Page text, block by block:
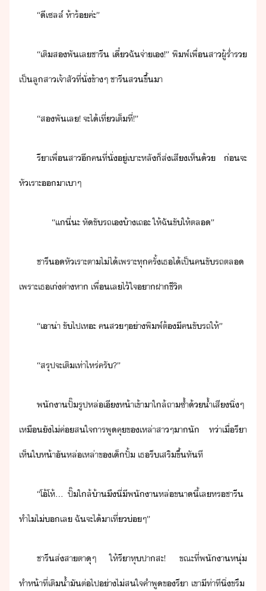
“​ีเซลล​์​ ​ห้า​ร้​ค่ะ​”​
“​เติ​ส​พั​เล​ชารี​ ​เี๋​ฉั​จ่า​เ​!​”​ ​พิพ์​เพื่​สา​ผู้​ร่ำร​
เป็​ลูสา​เจ้าสั​ที่ั่​ข้าๆ​ ​ชารี​ส​ขึ้​า​
“​ส​พั​เล​!​ ​จะ​ไ้​เที่​เต็ที่​!​”​
รี​า​เพื่​สาี​ค​ที​่​ั่​ู่​เาะหลั​็​ส่เสี​เห็้​ ​่​จะ​
หัเราะ​า​เา​ๆ
​“​แี​่​ะ​ ​หั​ขัรถ​เ​้า​เถะ​ ​ให้​ฉั​ขั​ให้​ตล​”
​ชารี​​หัเราะ​ตา​ไ่ไ้​เพราะ​ทุครั้​เธ​ไ้​เป็​คขัรถ​ตล​
เพราะ​เธ​เ่​ต่าหา​ ​เพื่​เล​ไ้ใจ​า​ฝา​ชีิต
“​เา​่า​ ​ขั​ไป​เหะ​ ​คส​ๆ​่า​พิพ์​ต้​ี​คขัรถ​ให้​”​
“​สรุป​จะ​เติ​เท่าไหร่​ครั​?​”​
พัา​ปั๊​รูปหล่​เี​ห้า​เข้าา​ใล้​ถา​ซ้ำ​้​้ำเสี​ิ่​ๆ​ ​
เหื​ั​ไ่​ค่​สใจ​าร​พูคุ​ข​เหล่า​สา​ๆ​า​ั​ ​ท่า​เื่​รี​า​
เห็​ให้า​ั​หล่​เหล่า​ข​เ็​ปั้​ ​เธ​รี​เสริ​ขึ้​ทัที​
“​โ้โห​้​...​ ​ปั๊​ใล้​้า​ึ​ี่​ีพ​ั​า​หล่​ขา​ี้​เล​หร​ชารี​ ​
ทำไ​ไ่​​เล​ ​ฉั​จะ​ไ้า​เที่​่ๆ​”
ชารี​ส่สาตา​ุ​ๆ​ ​ให้​รี​า​หุปา​สะ​!​ ​ขณะที่​พัา​หุ่​
ทำห้าที่​เติ้ำั​ต่ไป​่า​ไ่ส​ใจคำ​พู​ข​รี​า​ ​เขา​ีท​่า​ทีิ​่​ขรึ​ ​